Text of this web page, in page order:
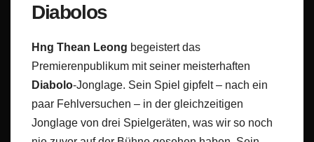
Diabolos
Hng Thean Leong begeistert das
Premierenpublikum mit seiner meisterhaften
Diabolo-Jonglage. Sein Spiel gipfelt – nach ein
paar Fehlversuchen – in der gleichzeitigen
Jonglage von drei Spielgeräten, was wir so noch